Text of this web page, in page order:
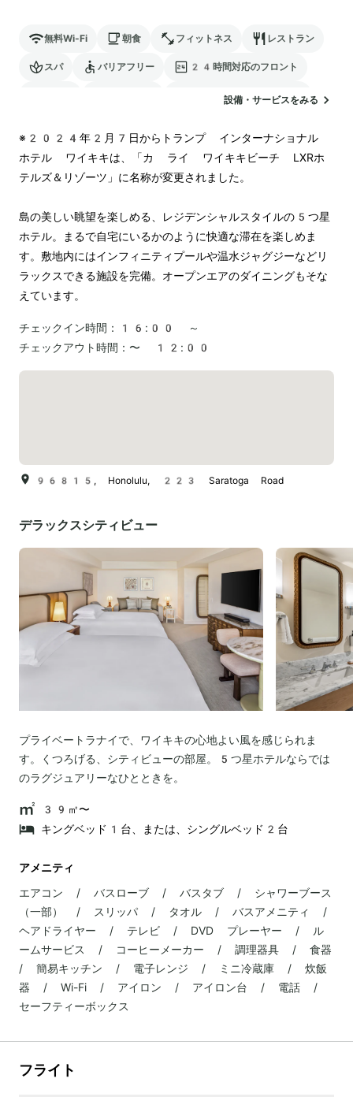
無料Wi-Fi 朝食 フィットネス レストラン
スパ バリアフリー 24時間対応のフロント
電気自動車の充電スタンド
設備・サービスをみる
※2024年2月7日からトランプ インターナショナル
ホテル ワイキキは、「カ ライ ワイキキビーチ LXRホ
テルズ＆リゾーツ」に名称が変更されました。
島の美しい眺望を楽しめる、レジデンシャルスタイルの5つ星
ホテル。まるで自宅にいるかのように快適な滞在を楽しめま
す。敷地内にはインフィニティプールや温水ジャグジーなどリ
ラックスできる施設を完備。オープンエアのダイニングもそな
チェックイン時間：
16:00 ～
チェックアウト時間： 〜 12:00
96815, Honolulu, 223 Saratoga Road
デラックスシティビュー
プライベートラナイで、ワイキキの心地よい風を感じられま
す。くつろげる、シティビューの部屋。5つ星ホテルならでは
のラグジュアリーなひとときを。
39㎡〜
キングベッド1台、または、シングルベッド2台
アメニティ
エアコン / バスローブ / バスタブ / シャワーブース
（一部） / スリッパ / タオル / バスアメニティ /
ヘアドライヤー / テレビ / DVD プレーヤー / ル
ームサービス / コーヒーメーカー / 調理器具 / 食器
/ 簡易キッチン / 電子レンジ / ミニ冷蔵庫 / 炊飯
器 / Wi-Fi / アイロン / アイロン台 / 電話 /
セーフティーボックス
フライト